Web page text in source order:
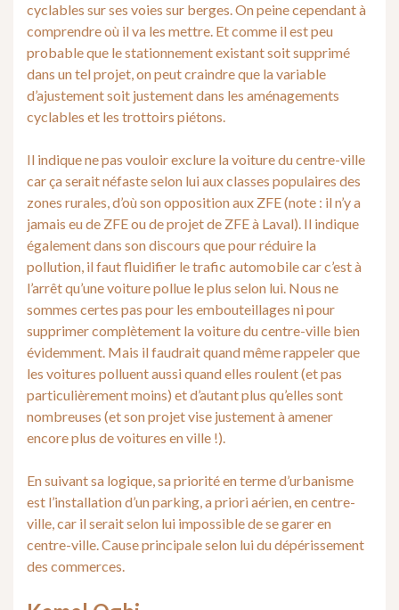
cyclables sur ses voies sur berges. On peine cependant à
comprendre où il va les mettre. Et comme il est peu
probable que le stationnement existant soit supprimé
dans un tel projet, on peut craindre que la variable
d’ajustement soit justement dans les aménagements
cyclables et les trottoirs piétons.
Il indique ne pas vouloir exclure la voiture du centre-ville
car ça serait néfaste selon lui aux classes populaires des
zones rurales, d’où son opposition aux ZFE (note : il n’y a
jamais eu de ZFE ou de projet de ZFE à Laval). Il indique
également dans son discours que pour réduire la
pollution, il faut fluidifier le trafic automobile car c’est à
l’arrêt qu’une voiture pollue le plus selon lui. Nous ne
sommes certes pas pour les embouteillages ni pour
supprimer complètement la voiture du centre-ville bien
évidemment. Mais il faudrait quand même rappeler que
les voitures polluent aussi quand elles roulent (et pas
particulièrement moins) et d’autant plus qu’elles sont
nombreuses (et son projet vise justement à amener
encore plus de voitures en ville !).
En suivant sa logique, sa priorité en terme d’urbanisme
est l’installation d’un parking, a priori aérien, en centre-
ville, car il serait selon lui impossible de se garer en
centre-ville. Cause principale selon lui du dépérissement
des commerces.